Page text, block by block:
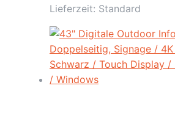
Lieferzeit: Standard